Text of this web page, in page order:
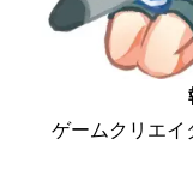
ゲームクリエ